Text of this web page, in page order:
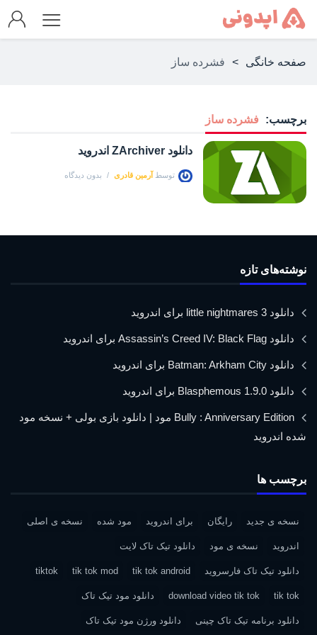
صفحه خانگی > فشرده ساز
برچسب: فشرده ساز
دانلود ZArchiver اندروید
توسط آرمین قادری بدون دیدگاه
نوشته‌های تازه
دانلود little nightmares 3 برای اندروید
دانلود Assassin’s Creed IV: Black Flag برای اندروید
دانلود Batman: Arkham City برای اندروید
دانلود Blasphemous 1.9.0 برای اندروید
Bully : Anniversary Edition مود | دانلود بازی بولی + نسخه مود
شده اندروید
برچسب ها
نسخه ی جدید رایگان برای اندروید مود شده نسخه ی اصلی
اندروید نسخه ی مود دانلود تیک تاک لایت
دانلود تیک تاک فارسروید tik tok android
tik tok mod
tiktok
tik tok
download video tik tok دانلود مود تیک تاک
دانلود برنامه تیک تاک چینی دانلود ورژن مود تیک تاک